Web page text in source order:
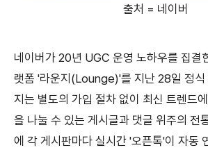
출처 = 네이버
네이버가 20년 UGC 운영 노하우를 집결
랫폼 '라운지(Lounge)'를 지난 28일 정식
지는 별도의 가입 절차 없이 최신 트렌드
을 나눌 수 있는 게시글과 댓글 위주의 전
에 각 게시판마다 실시간 '오픈톡'이 자동